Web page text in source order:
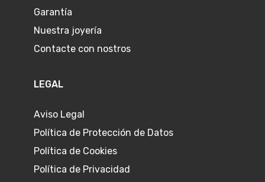
Garantía
Nuestra joyería
Contacte con nostros
LEGAL
Aviso Legal
Política de Protección de Datos
Política de Cookies
Política de Privacidad